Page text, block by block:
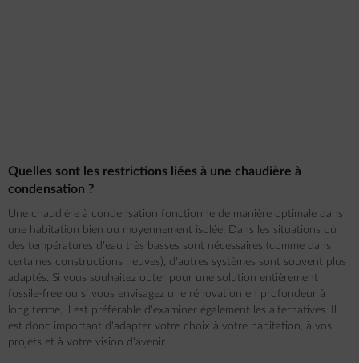
Quelles sont les restrictions liées à une chaudière à
condensation ?
Une chaudière à condensation fonctionne de manière optimale dans
une habitation bien ou moyennement isolée. Dans les situations où
des températures d'eau très basses sont nécessaires (comme dans
certaines constructions neuves), d'autres systèmes sont souvent plus
adaptés. Si vous souhaitez opter pour une solution entièrement
fossile-free ou si vous envisagez une rénovation en profondeur à
long terme, il est préférable d'examiner également les alternatives. Il
est donc important d'adapter votre choix à votre habitation, à vos
projets et à votre vision d'avenir.